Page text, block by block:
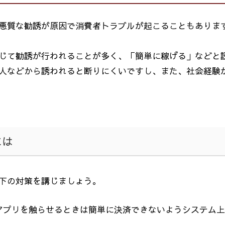
質な勧誘が原因で消費者トラブルが起こることもありま
て勧誘が行われることが多く、「簡単に稼げる」など
などから誘われると断りにくいですし、また、社会経
対策を講じましょう。
リを触らせるときは簡単に決済できないようシステム